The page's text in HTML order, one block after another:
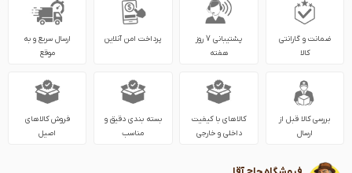
ضمانت و گارانتی
کالا
پشتیبانی 7 روز
هفته
پرداخت امن آنلاین
ارسال سریع و به
موقع
بررسی کالا قبل از
ارسال
کالاهای با کیفیت
داخلی و خارجی
بسته بندی دقیق و
مناسب
فروش کالاهای
اصیل